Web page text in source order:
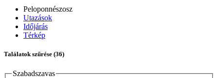
Peloponnészosz
Utazások
Időjárás
Térkép
Találatok szűrése (36)
Szabadszavas